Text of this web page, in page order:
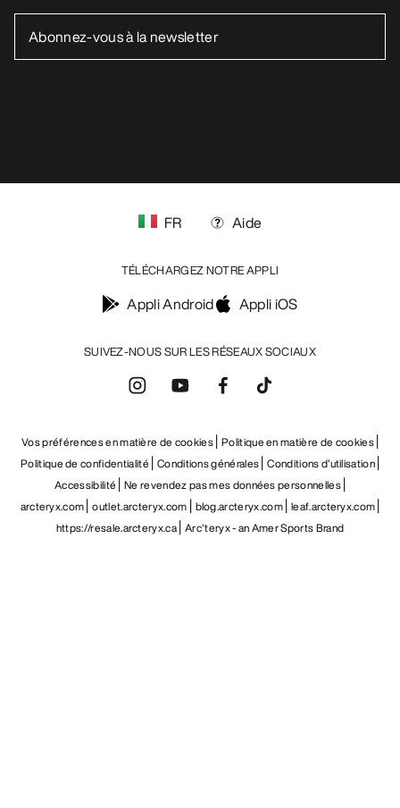
SUIVEZ-NOUS SUR LES RÉSEAUX SOCIAUX
FR Aide
TÉLÉCHARGEZ NOTRE APPLI
Appli Android Appli iOS
Vos préférences en matière de cookies Politique en matière de cookies
Politique de confidentialité Conditions générales Conditions d’utilisation
Accessibilité Ne revendez pas mes données personnelles
arcteryx.com outlet.arcteryx.com blog.arcteryx.com leaf.arcteryx.com
https://resale.arcteryx.ca Arc'teryx - an Amer Sports Brand